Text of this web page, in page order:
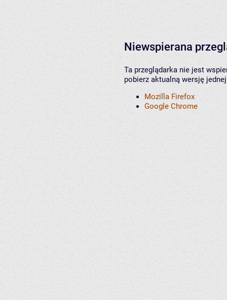
Niewspierana
Ta przeglądarka nie jest
pobierz aktualną wersję
Mozilla Firefox
Google Chrome